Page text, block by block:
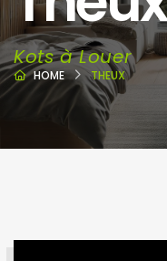
Kots à Louer
HOME THEUX